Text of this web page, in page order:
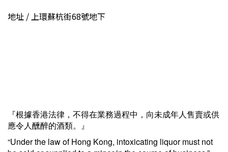
地址 / 上環蘇杭街68號地下
『根據香港法律，不得在業務過程中，向未成年人售賣或供
應令人醺醉的酒類。』
“Under the law of Hong Kong, intoxicating liquor must not